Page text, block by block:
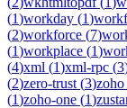
(1)workday (1)
(2)workforce (7)
(1)workplace (1)
(4)xml (1)xml-rpc (3
(2)zero-trust (3)zoho
(1)zoho-one (1)